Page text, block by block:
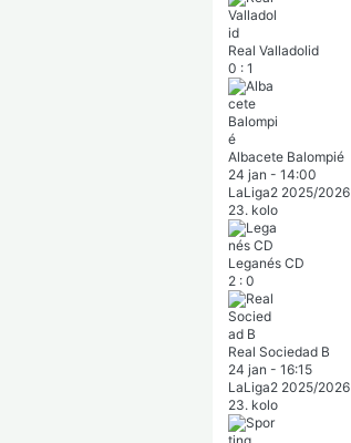
Real Valladolid
0 : 1
Albacete Balompié
24 jan - 14:00
LaLiga2 2025/2026
23. kolo
Leganés CD
2 : 0
Real Sociedad B
24 jan - 16:15
LaLiga2 2025/2026
23. kolo